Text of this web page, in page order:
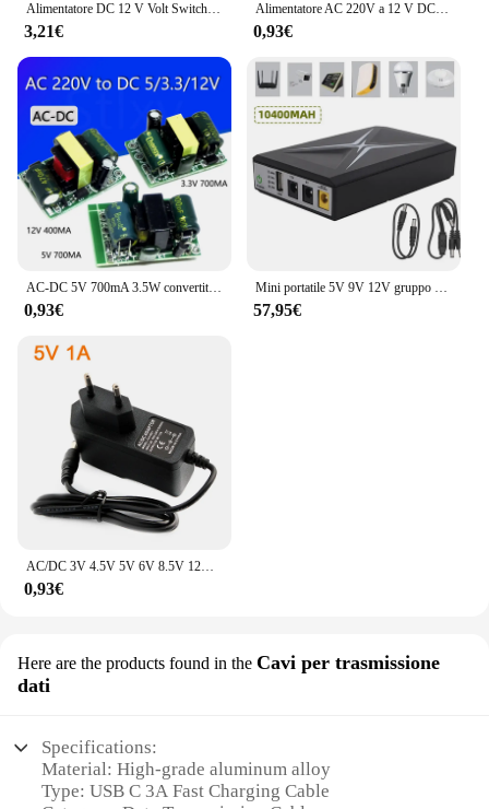
Alimentatore DC 12 V Volt Switching Light 60W 120W 150W 180W 600W 1A 5A 10A 20A 30A trasformatori da 220V a 12 V per striscia Led CCTV
3,21€
Alimentatore AC 220V a 12 V DC Volt 12 V 1A 2A 3A 5A 6A 8A 10A 15A 20A 30A 40A alimentatore Switching AC DC da 220V a 12 V AC-DC
0,93€
AC-DC 5V 700mA 3.5W convertitore di precisione Buck AC 220v a 5v DC step down modulo di alimentazione del trasformatore 12V 400MA 3.3V 700MA
0,93€
Mini portatile 5V 9V 12V gruppo di continuità multiuso 10400MAH Mini UPS batteria di Backup per Router Wifi IP Camera
57,95€
AC/DC 3V 4.5V 5V 6V 8.5V 12V 13V alimentatore adattatore da 220V a 12V 1A trasformatore di illuminazione 24V 1A caricatore universale fonte SMPS
0,93€
Here are the products found in the Cavi per trasmissione
dati
Specifications:
Material: High-grade aluminum alloy
Type: USB C 3A Fast Charging Cable